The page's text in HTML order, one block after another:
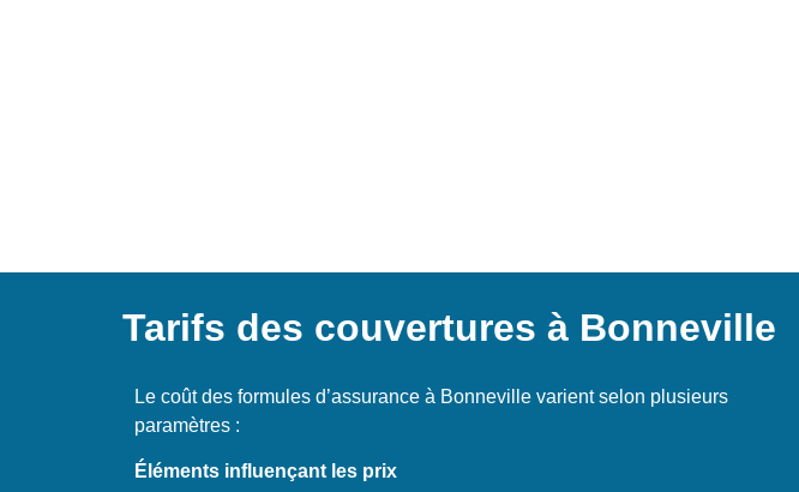
Tarifs des couvertures à Bonneville
Le coût des formules d’assurance à Bonneville varient selon plusieurs
paramètres :
Éléments influençant les prix